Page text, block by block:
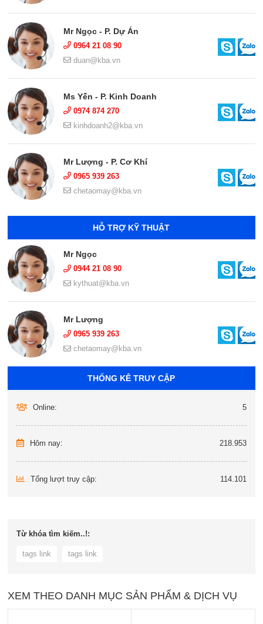
Mr Ngọc - P. Dự Án
0964 21 08 90
duan@kba.vn
Ms Yến - P. Kinh Doanh
0974 874 270
kinhdoanh2@kba.vn
Mr Lượng - P. Cơ Khí
0965 939 263
chetaomay@kba.vn
HỖ TRỢ KỸ THUẬT
Mr Ngọc
0944 21 08 90
kythuat@kba.vn
Mr Lượng
0965 939 263
chetaomay@kba.vn
THỐNG KÊ TRUY CẬP
Online: 5
Hôm nay: 218.953
Tổng lượt truy cập: 114.101
Từ khóa tìm kiếm..!:
tags link tags link
XEM THEO DANH MỤC SẢN PHẨM & DỊCH VỤ